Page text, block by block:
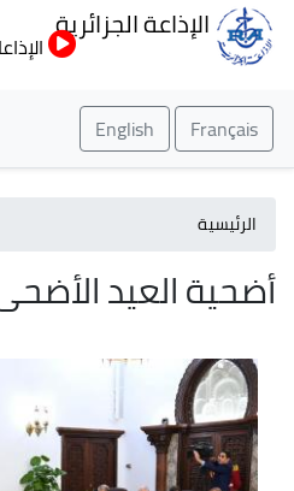
إلى
الإذاعة الجزائرية
الإذاعات
Français
English
الرئيسية
أضحية العيد الأضحى